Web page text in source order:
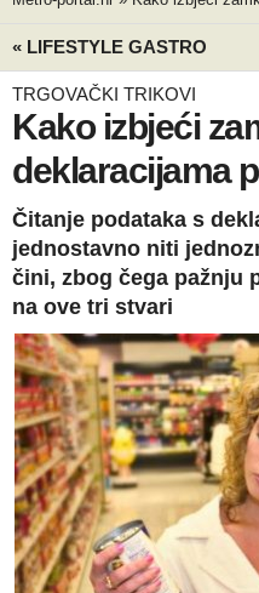
« LIFESTYLE GASTRO
TRGOVAČKI TRIKOVI
Kako izbjeći
deklaracijama
Čitanje podataka s
jednostavno niti
čini, zbog čega pažnju
na ove tri stvari